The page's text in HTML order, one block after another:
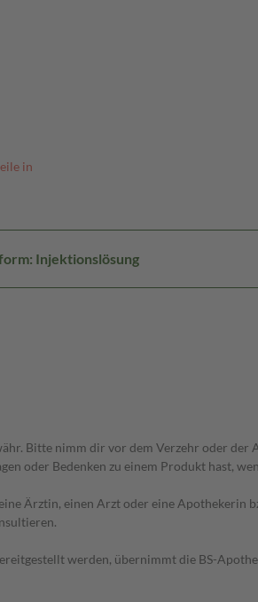
in
Injektionslösung
Bitte nimm dir vor dem Verzehr oder
oder Bedenken zu einem Produkt hast,
Ärztin, einen Arzt oder eine Apothekerin
werden, übernimmt die BS-